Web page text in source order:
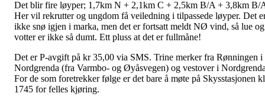
Det blir fire løyper; 1,7km N + 2,1km C + 2,5km B/A + 3,8km B/
Her vil rekrutter og ungdom få veiledning i tilpassede løyper. Det
ikke snø igjen i marka, men det er fortsatt meldt NØ vind, så lue og
votter er ikke så dumt. Ett pluss at det er fullmåne!
Det er P-avgift på kr 35,00 via SMS. Trine merker fra Rønningen i
Nordgrenda (fra Varmbo- og Øyåsvegen) og vestover i
For de som foretrekker følge er det bare å møte på Skysstasjonen kl
1745 for felles kjøring.